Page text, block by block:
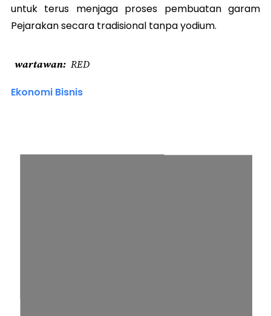
untuk terus menjaga proses pembuatan garam
Pejarakan secara tradisional tanpa yodium.
wartawan RED
Ekonomi Bisnis